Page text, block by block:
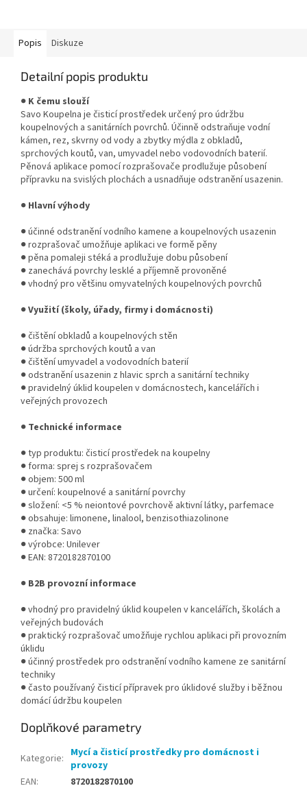
Popis Diskuze
Detailní popis produktu
● K čemu slouží
Savo Koupelna je čisticí prostředek určený pro údržbu
koupelnových a sanitárních povrchů. Účinně odstraňuje vodní
kámen, rez, skvrny od vody a zbytky mýdla z obkladů,
sprchových koutů, van, umyvadel nebo vodovodních baterií.
Pěnová aplikace pomocí rozprašovače prodlužuje působení
přípravku na svislých plochách a usnadňuje odstranění usazenin.
● Hlavní výhody
● účinné odstranění vodního kamene a koupelnových usazenin
● rozprašovač umožňuje aplikaci ve formě pěny
● pěna pomaleji stéká a prodlužuje dobu působení
● zanechává povrchy lesklé a příjemně provoněné
● vhodný pro většinu omyvatelných koupelnových povrchů
●Využití (školy, úřady, firmy i domácnosti)
● čištění obkladů a koupelnových stěn
● údržba sprchových koutů a van
● čištění umyvadel a vodovodních baterií
● odstranění usazenin z hlavic sprch a sanitární techniky
● pravidelný úklid koupelen v domácnostech, kancelářích i
veřejných provozech
● Technické informace
● typ produktu: čisticí prostředek na koupelny
● forma: sprej s rozprašovačem
● objem: 500 ml
● určení: koupelnové a sanitární povrchy
● složení: <5 % neiontové povrchově aktivní látky, parfemace
● obsahuje: limonene, linalool, benzisothiazolinone
● značka: Savo
● výrobce: Unilever
● EAN: 8720182870100
● B2B provozní informace
● vhodný pro pravidelný úklid koupelen v kancelářích, školách a
veřejných budovách
● praktický rozprašovač umožňuje rychlou aplikaci při provozním
úklidu
● účinný prostředek pro odstranění vodního kamene ze sanitární
techniky
● často používaný čisticí přípravek pro úklidové služby i běžnou
domácí údržbu koupelen
Doplňkové parametry
Kategorie: Mycí a čisticí prostředky pro domácnost i
provozy
EAN: 8720182870100